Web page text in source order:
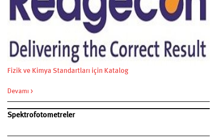
Fizik ve Kimya Standartları için Katalog
Devamı >
Spektrofotometreler